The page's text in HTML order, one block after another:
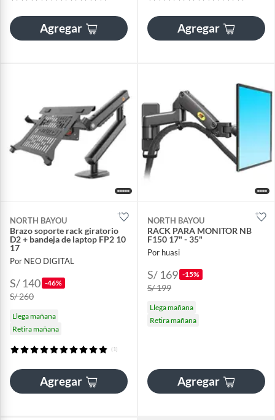
Agregar Agregar
NORTH BAYOU
Brazo soporte rack giratorio
D2 + bandeja de laptop FP2 10
17
Por NEO DIGITAL
S/ 140 -46%
S/ 260
Llega mañana
Retira mañana
(1)
Agregar
NORTH BAYOU
RACK PARA MONITOR NB
F150 17" - 35"
Por huasi
S/ 169 -15%
S/ 199
Llega mañana
Retira mañana
Agregar